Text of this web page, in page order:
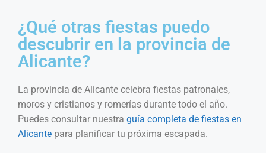
¿Qué otras fiestas puedo
descubrir en la provincia de
Alicante?
La provincia de Alicante celebra fiestas patronales,
moros y cristianos y romerías durante todo el año.
Puedes consultar nuestra guía completa de fiestas en
Alicante para planificar tu próxima escapada.